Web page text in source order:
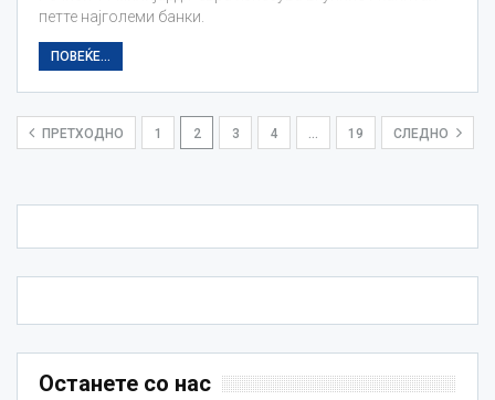
петте најголеми банки.
ПОВЕЌЕ...
ПРЕТХОДНО 1 2 3 4 19 СЛЕДНО
Останете со нас